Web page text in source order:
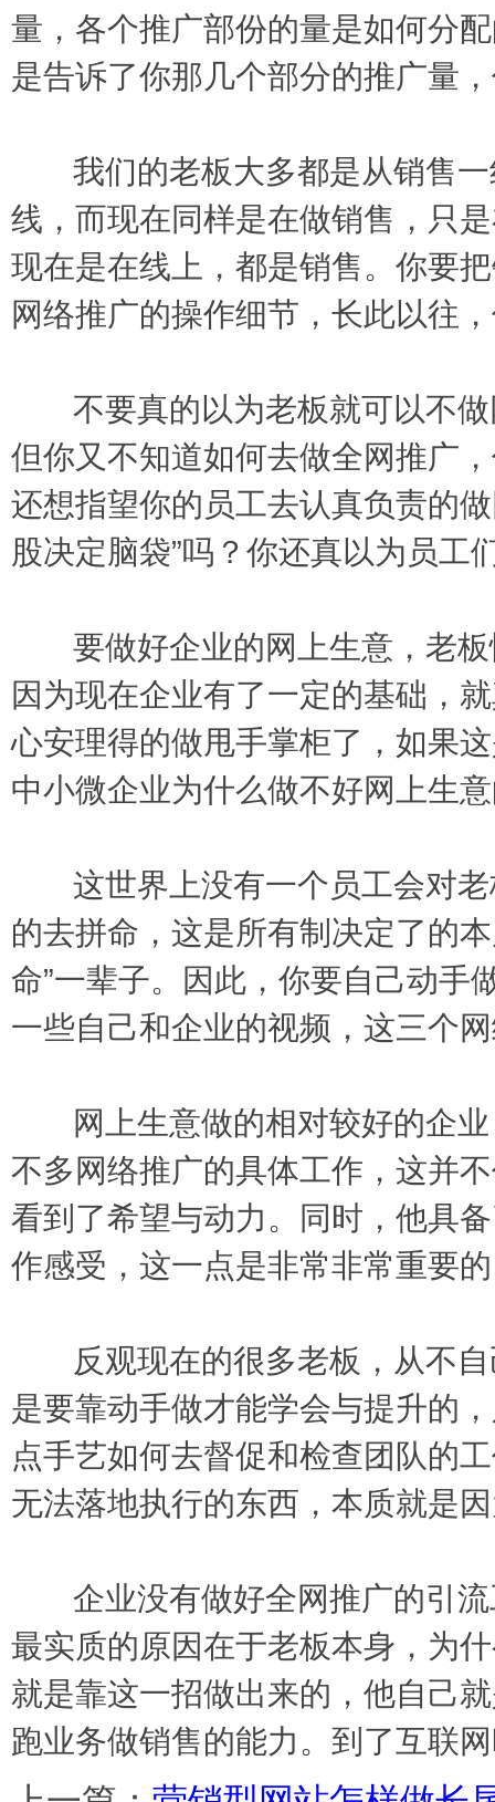
量，各个推广部份的量是如何分
是告诉了你那几个部分的推广量
我们的老板大多都是从销售一
线，而现在同样是在做销售，只
现在是在线上，都是销售。你要
网络推广的操作细节，长此以往
不要真的以为老板就可以不做
但你又不知道如何去做全网推广
还想指望你的员工去认真负责的
股决定脑袋”吗？你还真以为员工
要做好企业的网上生意，老板
因为现在企业有了一定的基础，
心安理得的做甩手掌柜了，如果
中小微企业为什么做不好网上生
这世界上没有一个员工会对老
的去拼命，这是所有制决定了的
命”一辈子。因此，你要自己动手
一些自己和企业的视频，这三个
网上生意做的相对较好的企业
不多网络推广的具体工作，这并
看到了希望与动力。同时，他具
作感受，这一点是非常非常重要
反观现在的很多老板，从不自
是要靠动手做才能学会与提升的
点手艺如何去督促和检查团队的
无法落地执行的东西，本质就是
企业没有做好全网推广的引流
最实质的原因在于老板本身，为
就是靠这一招做出来的，他自己
跑业务做销售的能力。到了互联